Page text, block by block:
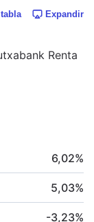
Expandir
Renta
6,02%
5,03%
-3,23%